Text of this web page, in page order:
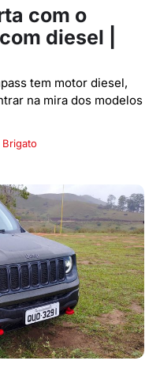
com o
diesel |
tem motor diesel,
na mira dos modelos